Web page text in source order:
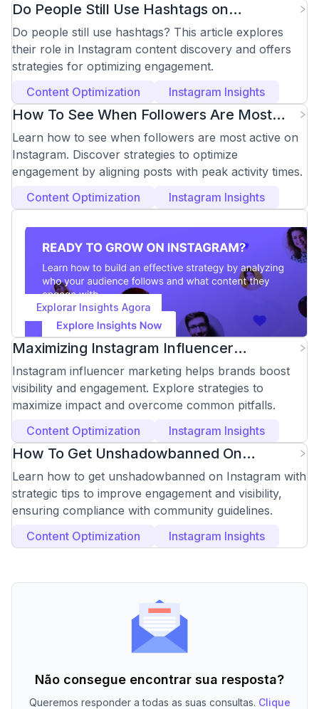
Do People Still Use Hashtags on
Instagram Effectively?
Do people still use hashtags? This article explores
their role in Instagram content discovery and offers
strategies for optimizing engagement.
Content Optimization
Instagram Insights
How To See When Followers Are Most
Active On Instagram
Learn how to see when followers are most active on
Instagram. Discover strategies to optimize
engagement by aligning posts with peak activity times.
Content Optimization
Instagram Insights
Explorar Insights Agora
Maximizing Instagram Influencer
Marketing Impact
Instagram influencer marketing helps brands boost
visibility and engagement. Explore strategies to
maximize impact and overcome common pitfalls.
Content Optimization
Instagram Insights
How To Get Unshadowbanned On
Instagram
Learn how to get unshadowbanned on Instagram with
strategic tips to improve engagement and visibility,
ensuring compliance with community guidelines.
Content Optimization
Instagram Insights
Não consegue encontrar sua resposta?
Queremos responder a todas as suas consultas. Clique